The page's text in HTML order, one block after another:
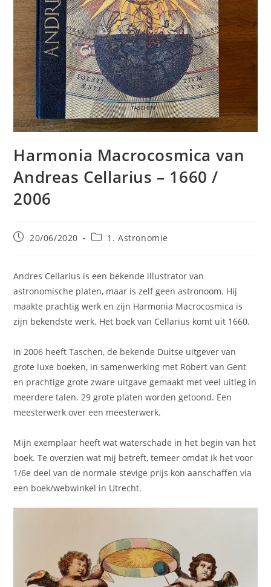
Harmonia Macrocosmica van
Andreas Cellarius – 1660 /
2006
Bericht20/06/2020 Berichtcategorie:
1. Astronomie
Andres Cellarius is een bekende illustrator van
astronomische platen, maar is zelf geen astronoom. Hij
maakte prachtig werk en zijn Harmonia Macrocosmica is
zijn bekendste werk. Het boek van Cellarius komt uit 1660.
In 2006 heeft Taschen, de bekende Duitse uitgever van
grote luxe boeken, in samenwerking met Robert van Gent
en prachtige grote zware uitgave gemaakt met veel uitleg in
meerdere talen. 29 grote platen worden getoond. Een
meesterwerk over een meesterwerk.
Mijn exemplaar heeft wat waterschade in het begin van het
boek. Te overzien wat mij betreft, temeer omdat ik het voor
1/6e deel van de normale stevige prijs kon aanschaffen via
een boek/webwinkel in Utrecht.